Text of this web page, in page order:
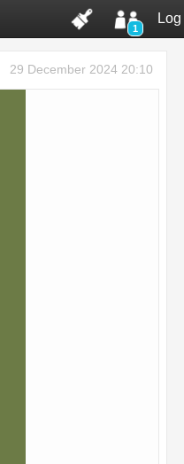
1
29 December 2024 20:10